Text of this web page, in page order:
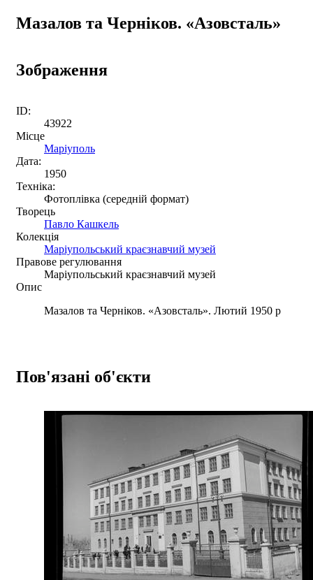
Мазалов та Черніков. «Азовсталь»
Зображення
ID:
43922
Місце
Маріуполь
Дата:
1950
Техніка:
Фотоплівка (середній формат)
Творець
Павло Кашкель
Колекція
Маріупольський краєзнавчий музей
Правове регулювання
Маріупольський краєзнавчий музей
Опис
Мазалов та Черніков. «Азовсталь». Лютий 1950 р
Пов'язані об'єкти